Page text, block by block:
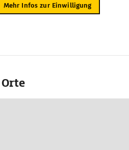
Mehr Infos zur Einwilligung